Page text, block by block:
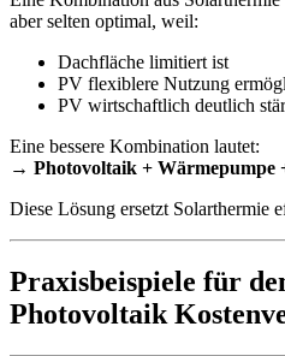
aber selten optimal, weil:
Dachfläche limitiert ist
PV flexiblere Nutzung
PV wirtschaftlich deutlich
Eine bessere Kombination lautet:
→ Photovoltaik + Wärmepumpe
Diese Lösung ersetzt Solarthermie
Praxisbeispiele für
Photovoltaik